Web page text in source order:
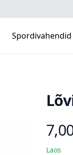
Spordivahendid
Toote
Laos